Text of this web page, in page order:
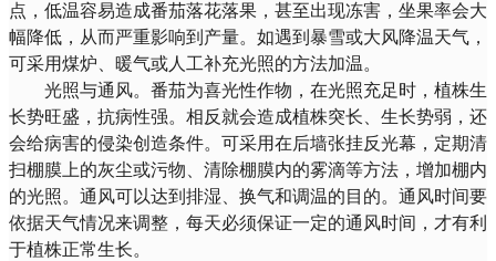
点，低温容易造成番茄落花落果，甚至出现冻害，坐果率会大
幅降低，从而严重影响到产量。如遇到暴雪或大风降温天气，
可采用煤炉、暖气或人工补充光照的方法加温。
光照与通风。番茄为喜光性作物，在光照充足时，植株生
长势旺盛，抗病性强。相反就会造成植株突长、生长势弱，还
会给病害的侵染创造条件。可采用在后墙张挂反光幕，定期清
扫棚膜上的灰尘或污物、清除棚膜内的雾滴等方法，增加棚内
的光照。通风可以达到排湿、换气和调温的目的。通风时间要
依据天气情况来调整，每天必须保证一定的通风时间，才有利
于植株正常生长。